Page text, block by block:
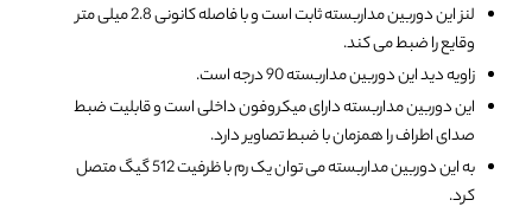
لنز این دوربین مداربسته ثابت است و با فاصله کانونی 2.8 میلی متر
وقایع را ضبط می کند.
زاویه دید این دوربین مداربسته 90 درجه است.
این دوربین مداربسته دارای میکروفون داخلی است و قابلیت ضبط
صدای اطراف را همزمان با ضبط تصاویر دارد.
به این دوربین مداربسته می توان یک رم با ظرفیت 512 گیگ متصل
کرد.